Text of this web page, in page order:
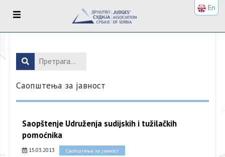
Саопштења за јавност
Saopštenje Udruženja sudijskih i tužilačkih
pomoćnika
15.03.2013 Саопштења за јавност
En